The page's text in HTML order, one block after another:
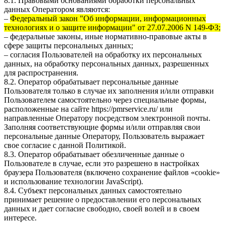
данных Оператором являются:
– Федеральный закон "Об информации, информационных
технологиях и о защите информации" от 27.07.2006 N 149-ФЗ;
– федеральные законы, иные нормативно-правовые акты в
сфере защиты персональных данных;
– согласия Пользователей на обработку их персональных
данных, на обработку персональных данных, разрешенных
для распространения.
8.2. Оператор обрабатывает персональные данные
Пользователя только в случае их заполнения и/или отправки
Пользователем самостоятельно через специальные формы,
расположенные на сайте https://pmrservice.ru/или
направленные Оператору посредством электронной почты.
Заполняя соответствующие формы и/или отправляя свои
персональные данные Оператору, Пользователь выражает
свое согласие с данной Политикой.
8.3. Оператор обрабатывает обезличенные данные о
Пользователе в случае, если это разрешено в настройках
браузера Пользователя (включено сохранение файлов «cookie»
и использование технологии JavaScript).
8.4. Субъект персональных данных самостоятельно
принимает решение о предоставлении его персональных
данных и дает согласие свободно, своей волей и в своем
интересе.